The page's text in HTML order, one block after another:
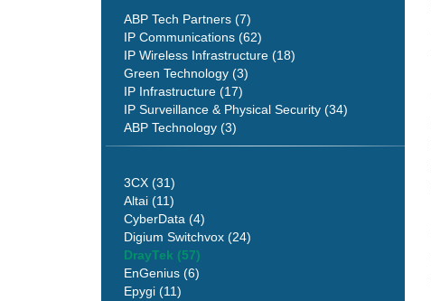
ABP Tech Partners (7)
IP Communications (62)
IP Wireless Infrastructure (18)
Green Technology (3)
IP Infrastructure (17)
IP Surveillance & Physical Security (34)
ABP Technology (3)
3CX (31)
Altai (11)
CyberData (4)
Digium Switchvox (24)
DrayTek (57)
EnGenius (6)
Epygi (11)